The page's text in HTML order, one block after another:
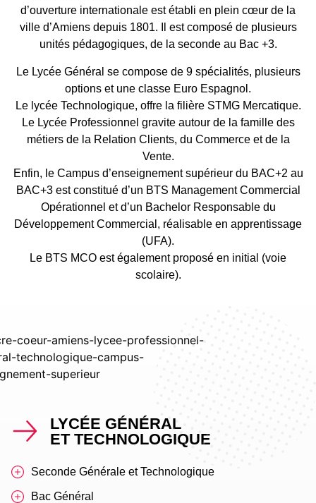
d’ouverture internationale estétabli en plein cœur de la
ville d’Amiens depuis 1801. Il est composé de plusieurs
unités pédagogiques, de la seconde au Bac +3.
Le Lycée Général se compose de 9 spécialités, plusieurs
options et une classe Euro Espagnol.
Le lycée Technologique, offre la filière STMG Mercatique.
Le Lycée Professionnel gravite autour de la famille des
métiers de la Relation Clients, du Commerce et de la
Vente.
Enfin, le Campus d’enseignement supérieur du BAC+2 au
BAC+3 est constitué d’un BTS Management Commercial
Opérationnel et d’un Bachelor Responsable du
Développement Commercial, réalisable en apprentissage
(UFA).
Le BTS MCO est également proposé en initial (voie
scolaire).
LYCÉE GÉNÉRAL
ET TECHNOLOGIQUE
Seconde Générale et Technologique
Bac Général